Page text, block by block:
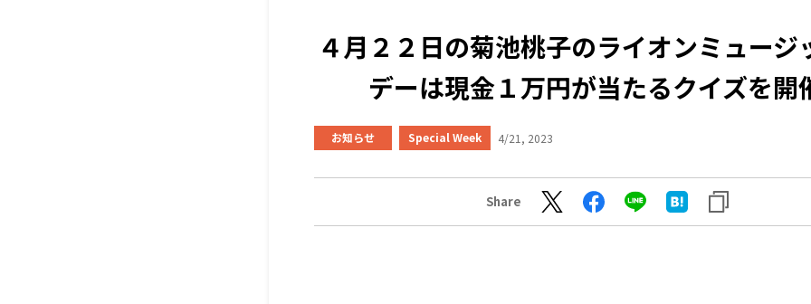
４月２２日の菊池桃子のライオンミュージ
デーは現金１万円が当たるクイズを
お知らせ Special Week 4/21, 2023
Share